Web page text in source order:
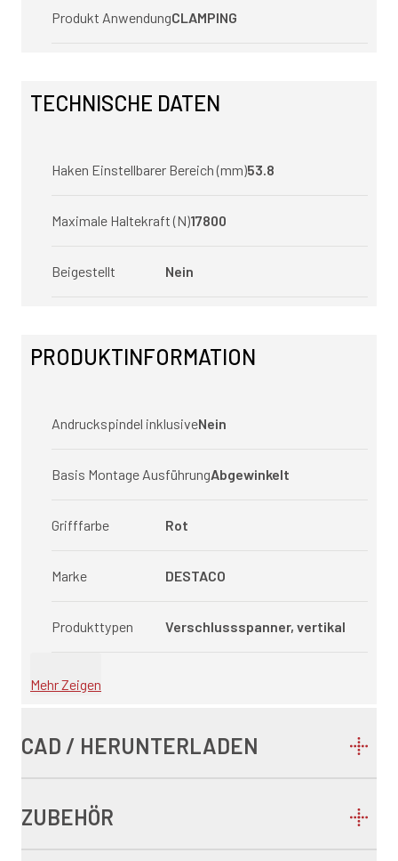
Produkt AnwendungCLAMPING
TECHNISCHE DATEN
Haken Einstellbarer Bereich (mm)53.8
Maximale Haltekraft (N)17800
Beigestellt Nein
PRODUKTINFORMATION
Andruckspindel inklusiveNein
Basis Montage AusführungAbgewinkelt
Grifffarbe Rot
Marke DESTACO
Produkttypen Verschlussspanner, vertikal
Mehr Zeigen
CAD / HERUNTERLADEN
ZUBEHÖR